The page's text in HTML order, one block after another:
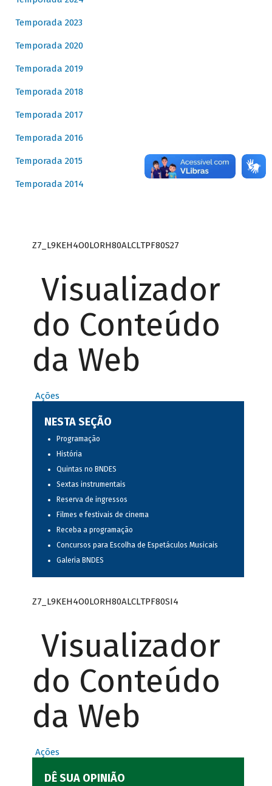
Temporada 2023
Temporada 2020
Temporada 2019
Temporada 2018
Temporada 2017
Temporada 2016
Temporada 2015
Temporada 2014
Z7_L9KEH4O0LORH80ALCLTPF80S27
Visualizador
do Conteúdo
da Web
Ações
NESTA SEÇÃO
Programação
História
Quintas no BNDES
Sextas instrumentais
Reserva de ingressos
Filmes e festivais de cinema
Receba a programação
Concursos para Escolha de Espetáculos Musicais
Galeria BNDES
Z7_L9KEH4O0LORH80ALCLTPF80SI4
Visualizador
do Conteúdo
da Web
Ações
DÊ SUA OPINIÃO